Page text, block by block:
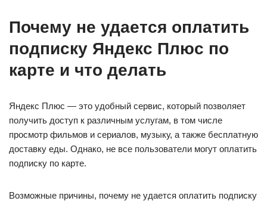
Почему не удается оплатить
подписку Яндекс Плюс по
карте и что делать
Яндекс Плюс — это удобный сервис, который позволяет
получить доступ к различным услугам, в том числе
просмотр фильмов и сериалов, музыку, а также бесплатную
доставку еды. Однако, не все пользователи могут оплатить
подписку по карте.
Возможные причины, почему не удается оплатить подписку